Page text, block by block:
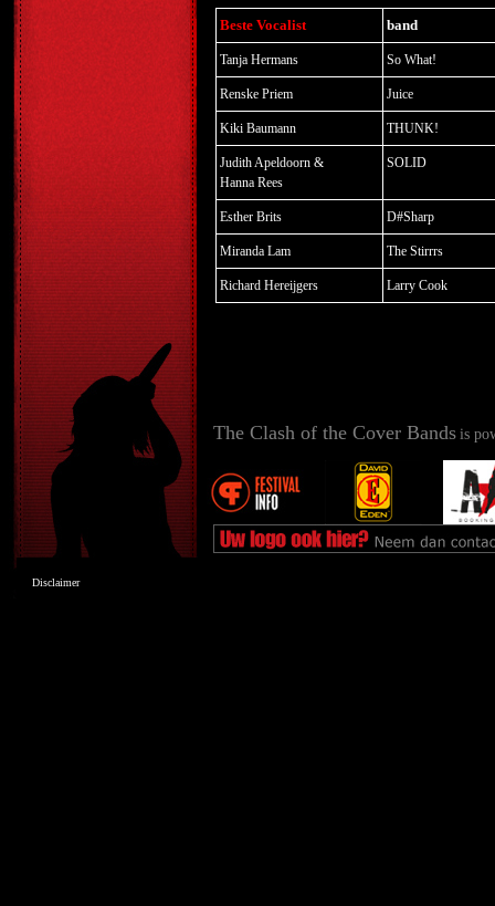
Beste Vocalist band
Tanja Hermans So What!
Renske Priem Juice
Kiki Baumann THUNK!
Judith Apeldoorn &
Hanna Rees
SOLID
Esther Brits D#Sharp
Miranda Lam The Stirrrs
Richard Hereijgers Larry Cook
The Clash of the Cover Bands is
Disclaimer